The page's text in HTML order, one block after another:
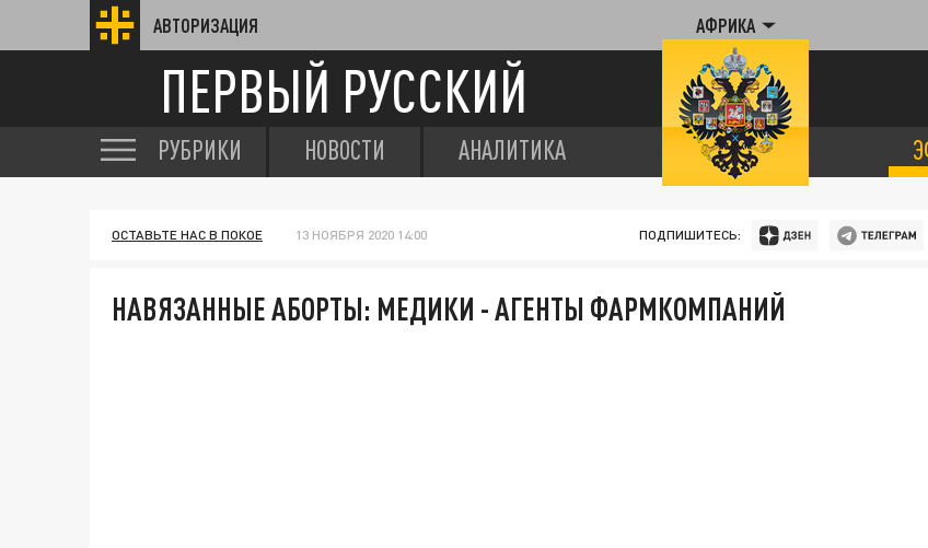
АВТОРИЗАЦИЯ АФРИКА
ПЕРВЫЙ РУССКИЙ
РУБРИКИ НОВОСТИ АНАЛИТИКА
ОСТАВЬТЕ НАС В ПОКОЕ 13 НОЯБРЯ 2020 14:00 ПОДПИШИТЕСЬ:
НАВЯЗАННЫЕ АБОРТЫ: МЕДИКИ - АГЕНТЫ ФАРМКОМПАНИЙ